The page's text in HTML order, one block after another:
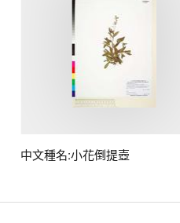
中文種名:小花倒提壺